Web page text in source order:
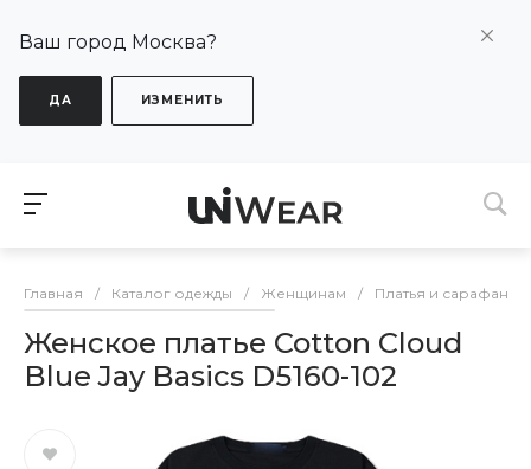
Ваш город Москва?
ДА ИЗМЕНИТЬ
Главная / Каталог одежды / Женщинам / Платья и сарафаны
Женское платье Cotton Cloud
Blue Jay Basics D5160-102